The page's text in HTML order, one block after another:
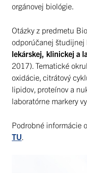
orgánovej biológie.
Otázky z predmetu
odporúčanej študijnej
lekárskej, klinickej a
2017). Tematické
oxidácie, citrátový
lipidov, proteínov a
laboratórne markery
Podrobné informácie
TU